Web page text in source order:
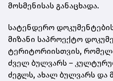
მოსმენისას განაცხადა.
სატენდერო
მიზანი საპროექტო
ტერიტორიისთვის,
ძველ ბულვარს –
ძეგლს, ახალ ბულვარს და